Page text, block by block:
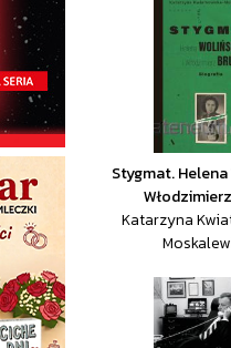
Stygmat.
Katarzyna